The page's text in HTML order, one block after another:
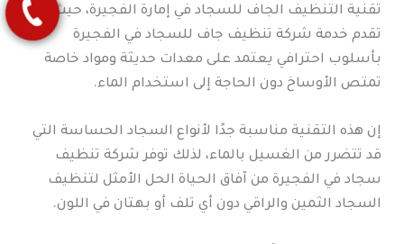
تقنية التنظيف الجاف للسجاد في إمارة الفجيرة، حيث
تقدم خدمة شركة تنظيف جاف للسجاد في الفجيرة
بأسلوب احترافي يعتمد على معدات حديثة ومواد خاصة
تمتص الأوساخ دون الحاجة إلى استخدام الماء.
إن هذه التقنية مناسبة جدًا لأنواع السجاد الحساسة التي
قد تتضرر من الغسيل بالماء، لذلك توفر شركة تنظيف
سجاد في الفجيرة من آفاق الحياة الحل الأمثل لتنظيف
السجاد الثمين والراقي دون أي تلف أو بهتان في اللون.